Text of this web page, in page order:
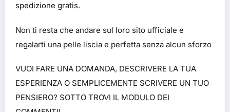
spedizione gratis.
Non ti resta che andare sul loro sito ufficiale e
regalarti una pelle liscia e perfetta senza alcun sforzo
VUOI FARE UNA DOMANDA, DESCRIVERE LA TUA
ESPERIENZA O SEMPLICEMENTE SCRIVERE UN TUO
PENSIERO? SOTTO TROVI IL MODULO DEI